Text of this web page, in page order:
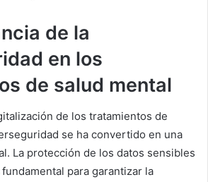
de la
en los
de salud mental
de los tratamientos de
se ha convertido en una
La protección de los datos sensibles
para garantizar la